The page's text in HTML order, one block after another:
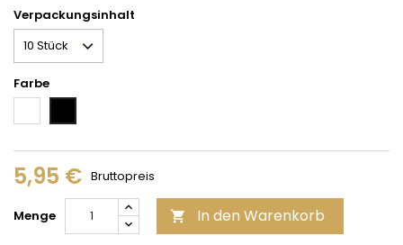
Verpackungsinhalt
Farbe
5,95 € Bruttopreis
Menge  In den Warenkorb